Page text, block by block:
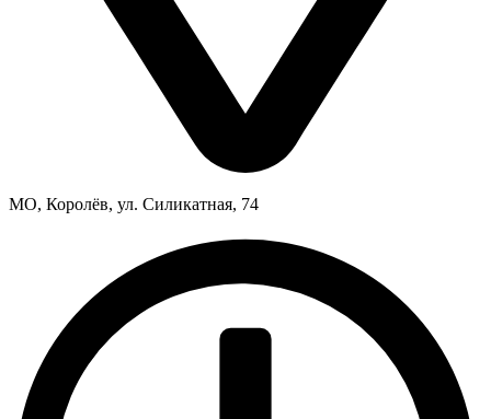
МО, Королёв, ул. Силикатная, 74